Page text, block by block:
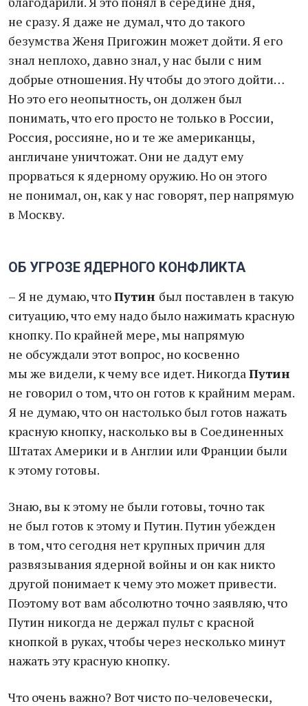
не сразу. Я даже не думал, что до такого
безумства Женя Пригожин может дойти. Я его
знал неплохо, давно знал, у нас были с ним
добрые отношения. Ну чтобы до этого дойти…
Но это его неопытность, он должен был
понимать, что его просто не только в России,
Россия, россияне, но и те же американцы,
англичане уничтожат. Они не дадут ему
прорваться к ядерному оружию. Но он этого
не понимал, он, как у нас говорят, пер напрямую
в Москву.
ОБ УГРОЗЕ ЯДЕРНОГО КОНФЛИКТА
– Я не думаю, чтоПутин был поставлен в такую
ситуацию, что ему надо было нажимать красную
кнопку. По крайней мере, мы напрямую
не обсуждали этот вопрос, но косвенно
мы же видели, к чему все идет. НикогдаПутин
не говорил о том, что он готов к крайним мерам.
Я не думаю, что он настолько был готов нажать
красную кнопку, насколько вы в Соединенных
Штатах Америки и в Англии или Франции были
к этому готовы.
Знаю, вы к этому не были готовы, точно так
не был готов к этому и Путин. Путин убежден
в том, что сегодня нет крупных причин для
развязывания ядерной войны и он как никто
другой понимает к чему это может привести.
Поэтому вот вам абсолютно точно заявляю, что
Путин никогда не держал пульт с красной
кнопкой в руках, чтобы через несколько минут
нажать эту красную кнопку.
Что очень важно? Вот чисто по-человечески,